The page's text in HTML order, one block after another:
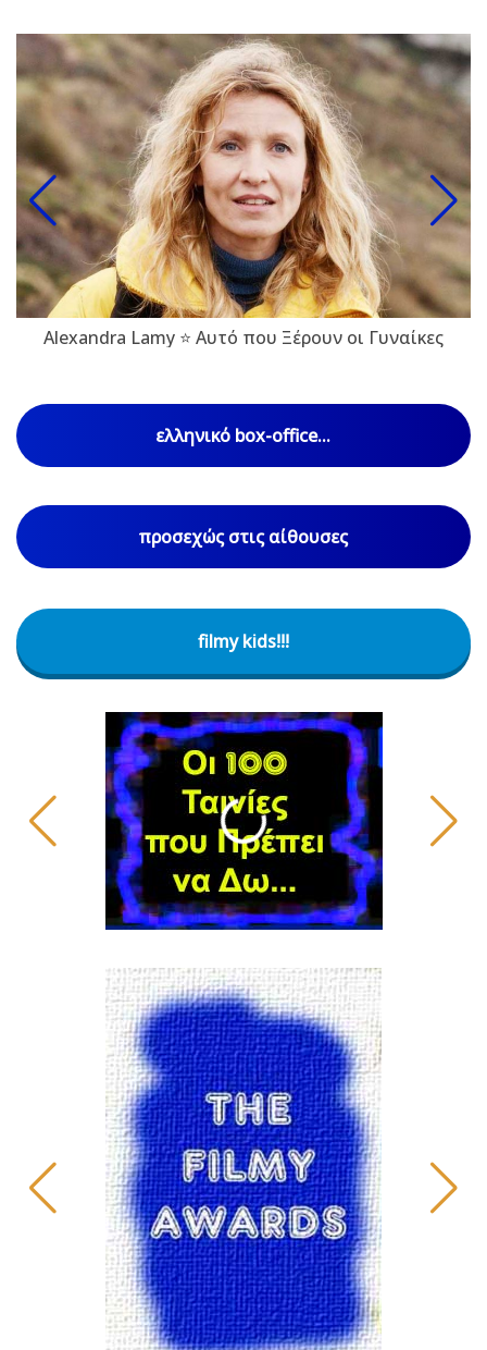
Alexandra Lamy ⭐ Αυτό που Ξέρουν οι Γυναίκες
ελληνικό box-office...
προσεχώς στις αίθουσες
filmy kids!!!